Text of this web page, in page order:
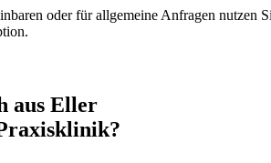
oder für allgemeine Anfragen nutzen
aus Eller